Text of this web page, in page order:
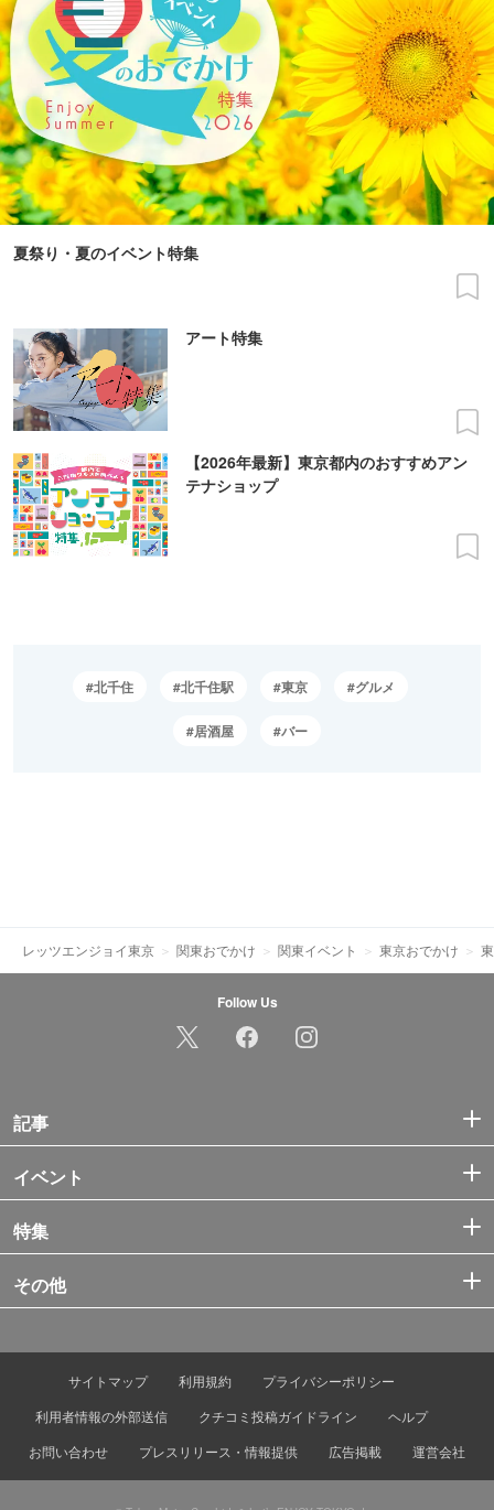
夏祭り・夏のイベント特集
アート特集
【2026年最新】東京都内のおすすめアン
テナショップ
北千住 北千住駅 東京 グルメ
居酒屋 バー
レッツエンジョイ東京 関東おでかけ 関東イベント 東京おでかけ
Follow Us
記事
イベント
特集
その他
サイトマップ 利用規約
プライバシーポリシー
利用者情報の外部送信
クチコミ投稿ガイドライン
ヘルプ
お問い合わせ
プレスリリース・情報提供 広告掲載 運営会社